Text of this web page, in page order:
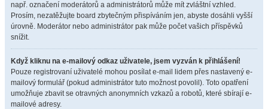
např. označení moderátorů a administrátorů může mít zvláštní vzhled.
Prosím, nezatěžujte board zbytečným přispíváním jen, abyste dosáhli vyšší
úrovně. Moderátor nebo administrátor pak může počet vašich příspěvků
snížit.
Když kliknu na e-mailový odkaz uživatele, jsem vyzván k přihlášení!
Pouze registrovaní uživatelé mohou posílat e-mail lidem přes nastavený e-
mailový formulář (pokud administrátor tuto možnost povolil). Toto opatření
umožňuje zbavit se otravných anonymních vzkazů a robotů, které sbírají e-
mailové adresy.